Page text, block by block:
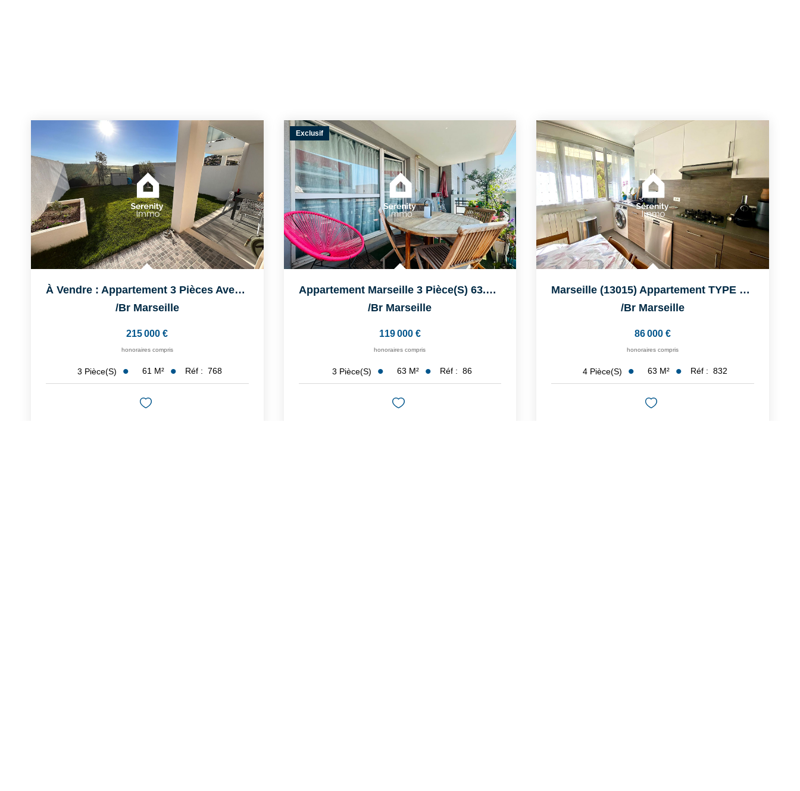
À Vendre : Appartement 3 Pièces Avec Terrasse À Marseille
/br Marseille
215 000 €
honoraires compris
3 Pièce(s) 61 M² Réf : 768
Exclusif
Appartement Marseille 3 Pièce(s) 63.13 M2
/br Marseille
119 000 €
honoraires compris
3 Pièce(s) 63 M² Réf : 86
Marseille (13015) Appartement TYPE 4 De 63 M² Rénové Avec ...
/br Marseille
86 000 €
honoraires compris
4 Pièce(s) 63 M² Réf : 832